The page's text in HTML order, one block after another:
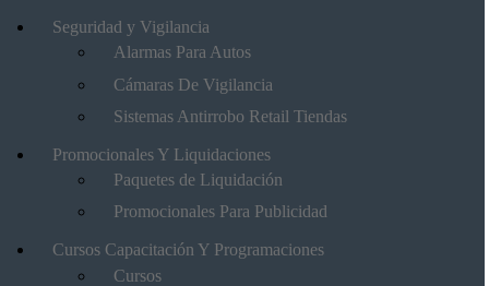
Seguridad y Vigilancia
Alarmas Para Autos
Cámaras De Vigilancia
Sistemas Antirrobo Retail Tiendas
Promocionales Y Liquidaciones
Paquetes de Liquidación
Promocionales Para Publicidad
Cursos Capacitación Y Programaciones
Cursos